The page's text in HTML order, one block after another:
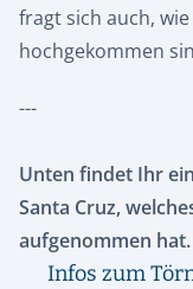
fragt sich auch,
hochgekommen
---
Unten findet Ihr
Santa Cruz,
aufgenommen hat.
Infos zum